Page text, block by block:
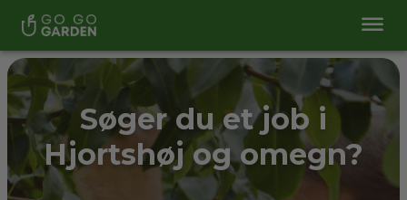
Søger du et job i
Hjortshøj og omegn?